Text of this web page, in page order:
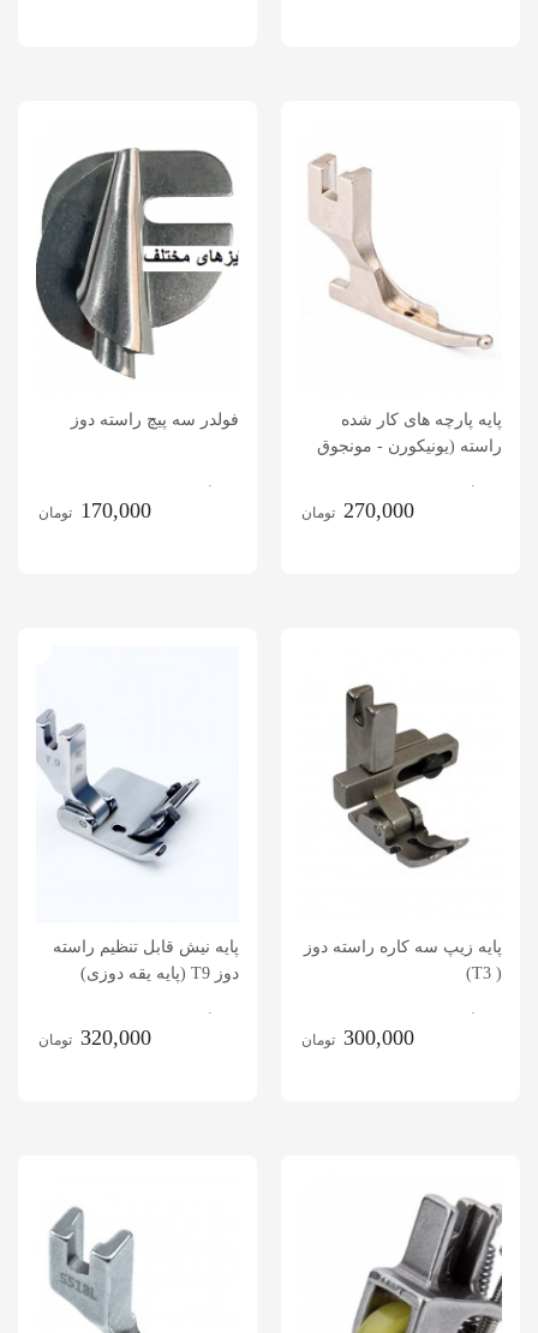
پایه پارچه های کار شده
راسته (یونیکورن - مونجوق
.
270,000 تومان
فولدر سه پیچ راسته دوز
.
170,000 تومان
پایه زیپ سه کاره راسته دوز
( T3)
.
300,000 تومان
پایه نیش قابل تنظیم راسته
دوز T9 (پایه یقه دوزی)
.
320,000 تومان